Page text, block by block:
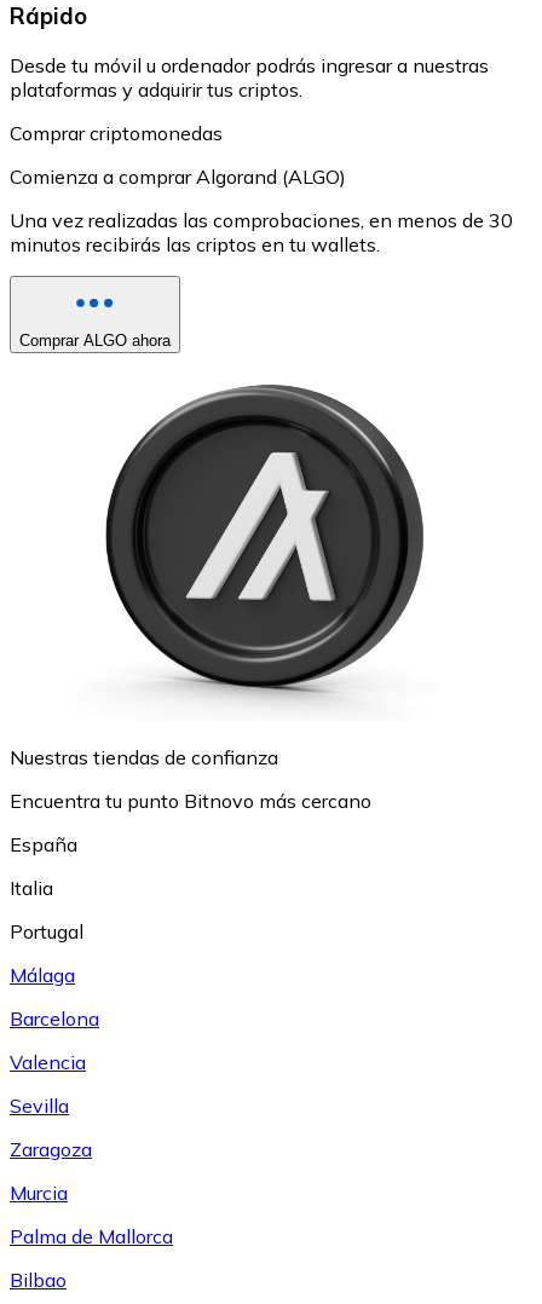
Rápido
Desde tu móvil u ordenador podrás ingresar a nuestras
plataformas y adquirir tus criptos.
Comprar criptomonedas
Comienza a comprar Algorand (ALGO)
Una vez realizadas las comprobaciones, en menos de 30
minutos recibirás las criptos en tu wallets.
Comprar ALGO ahora
Nuestras tiendas de confianza
Encuentra tu punto Bitnovo más cercano
España
Italia
Portugal
Málaga
Barcelona
Valencia
Sevilla
Zaragoza
Murcia
Palma de Mallorca
Bilbao